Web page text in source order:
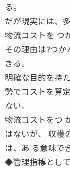
る。
だが現実には、
物流コストを つ
その理由は?つ
きる。
明確な目的を持
勢でコストを算
ない。
物流コストをつ
はないが、 収穫
は、あ る意味で
◆管理指標とし